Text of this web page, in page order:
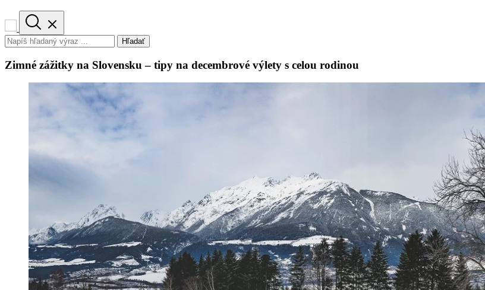
Hľadať
Zimné zážitky na Slovensku – tipy na decembrové výlety s celou rodinou